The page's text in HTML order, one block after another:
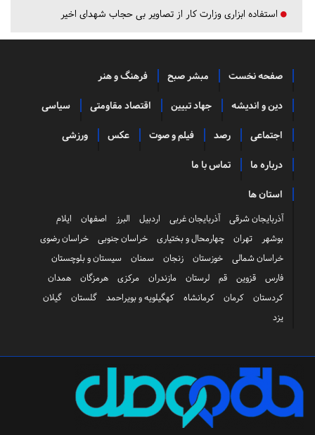
استفاده ابزاری وزارت کار از تصاویر بی حجاب شهدای اخیر
صفحه نخست مبشر صبح فرهنگ و هنر
دین و اندیشه جهاد تبیین اقتصاد مقاومتی سیاسی
اجتماعی رصد فیلم و صوت عکس ورزشی
درباره ما تماس با ما
استان ها
آذربایجان شرقی آذربایجان غربی اردبیل البرز اصفهان
ایلام
بوشهر
تهران چهارمحال و بختیاری خراسان جنوبی
خراسان رضوی
خراسان شمالی
خوزستان زنجان سمنان
سیستان و بلوچستان
فارس
قزوین قم لرستان مازندران مرکزی هرمزگان
همدان
کردستان
کرمان کرمانشاه کهگیلویه و بویراحمد گلستان
گیلان
یزد